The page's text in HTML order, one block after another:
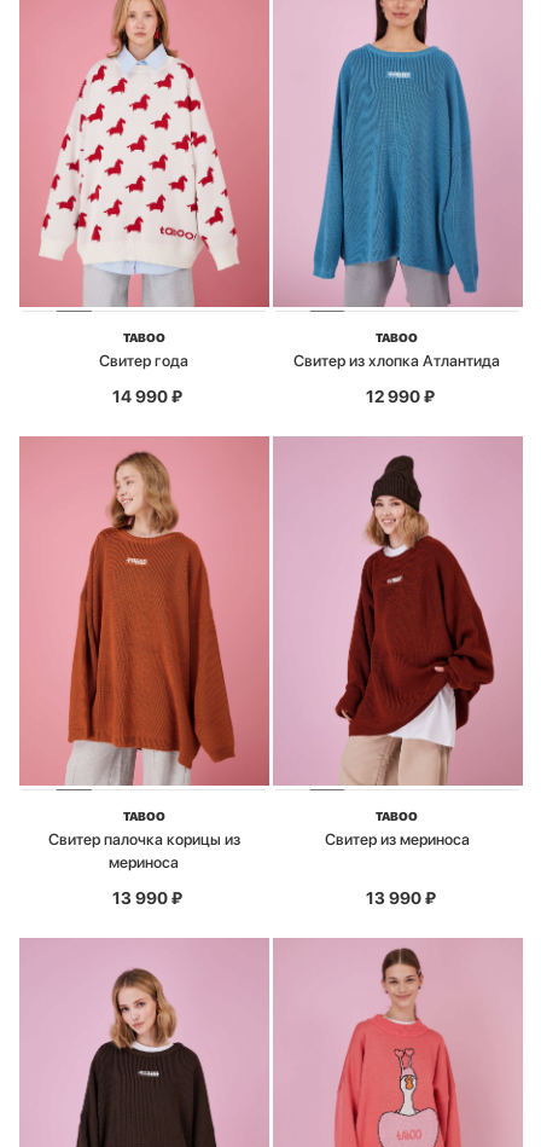
TABOO
Свитер года
14 990₽
TABOO
Свитер из хлопка Атлантида
12 990₽
TABOO
Свитер палочка корицы из
мериноса
13 990₽
TABOO
Свитер из мериноса
13 990₽